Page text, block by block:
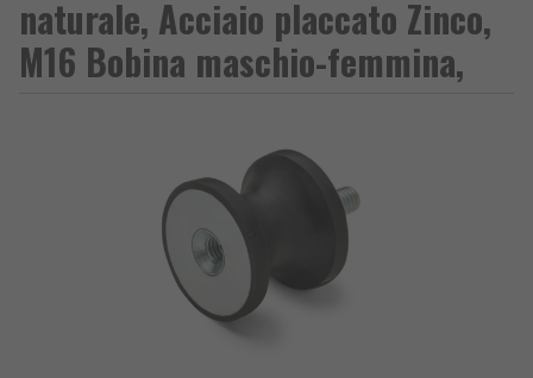
naturale, Acciaio placcato Zinco,
M16 Bobina maschio-femmina,